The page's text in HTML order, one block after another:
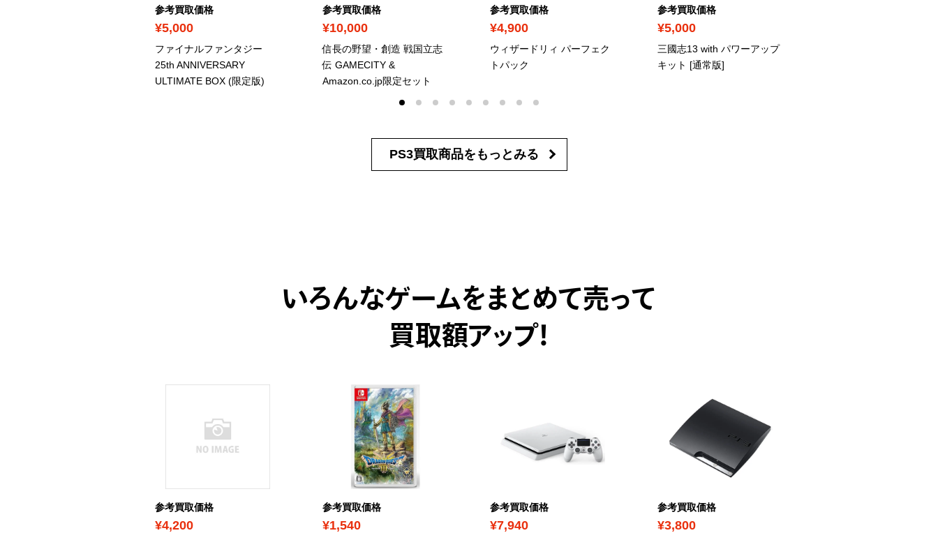
参考買取価格
¥5,000
ファイナルファンタジー
25th ANNIVERSARY
ULTIMATE BOX (限定版)
参考買取価格
¥10,000
信長の野望・創造 戦国立志
伝 GAMECITY &
Amazon.co.jp限定セット
参考買取価格
¥4,900
ウィザードリィ パーフェク
トパック
参考買取価格
¥5,000
三國志13 with パワーアップ
キット [通常版]
PS3買取商品を もっとみる
いろんなゲームをまとめて売って
買取額アップ！
参考買取価格
¥4,200
参考買取価格
¥1,540
参考買取価格
¥7,940
参考買取価格
¥3,800